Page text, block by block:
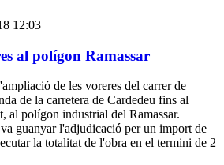
12:03
al polígon Ramassar
de les voreres del carrer de
de la carretera de Cardedeu fins al
al polígon industrial del Ramassar.
guanyar l'adjudicació per un import de
la totalitat de l'obra en el termini de 2